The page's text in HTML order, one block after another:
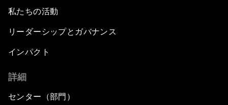
私たちの活動
リーダーシップとガバナンス
インパクト
詳細
センター（部門）